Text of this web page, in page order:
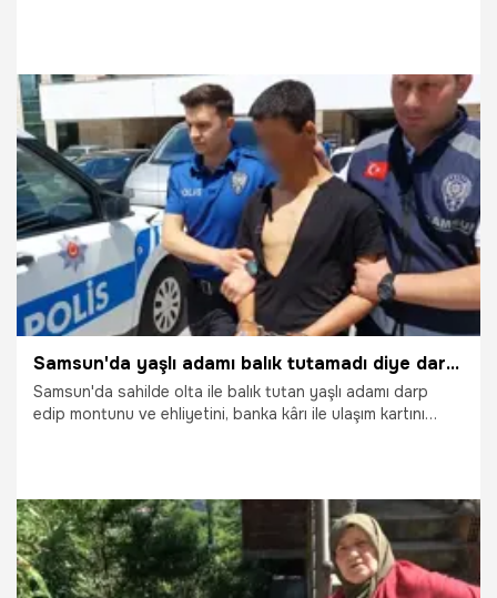
24.08.2025 Gündem
Samsun'da yaşlı adamı balık tutamadı diye darp etti: Gaspçının foyası adliyede ortaya çıktı!
Samsun'da sahilde olta ile balık tutan yaşlı adamı darp
edip montunu ve ehliyetini, banka kârı ile ulaşım kartını
2.07.2025 Samsun